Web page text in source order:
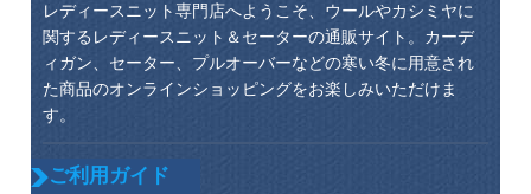
レディースニット専門店へようこそ、ウールやカシミヤに
関するレディースニット＆セーターの通販サイト。カーデ
ィガン、セーター、プルオーバーなどの寒い冬に用意され
た商品のオンラインショッピングをお楽しみいただけま
す。
ご利用ガイド